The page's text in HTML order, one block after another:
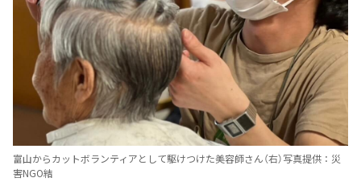
富山からカットボランティアとして駆けつけた美容師さん（右）写真提供：災
害NGO結